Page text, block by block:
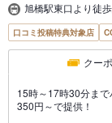
旭橋駅東口より徒
口コミ投稿特典対象店
クー
15時～17時30分ま
350円～で提供！